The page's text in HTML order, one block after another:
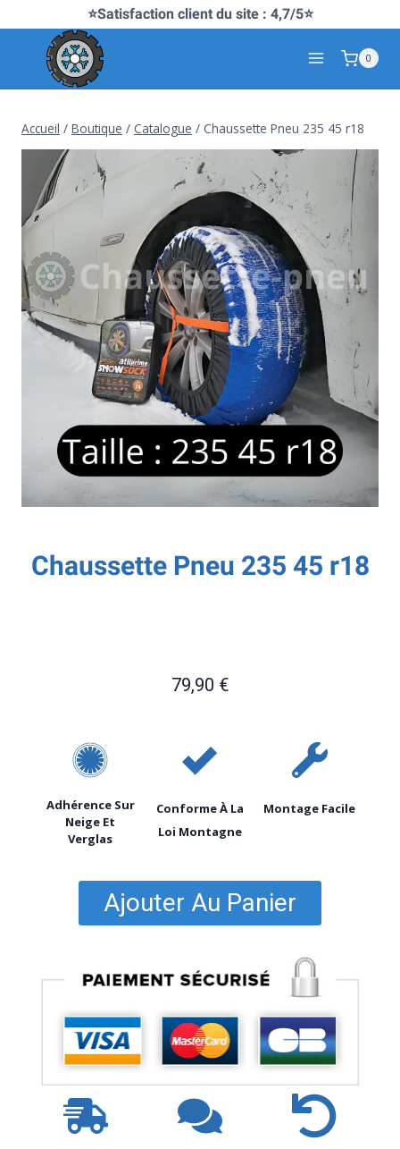
contenu
⭐Satisfaction client du site : 4,7/5⭐
0
Accueil / Boutique / Catalogue / Chaussette Pneu 235 45 r18
Chaussette Pneu 235 45 r18
79,90 €
Adhérence Sur
Neige Et
Verglas
Conforme À La
Loi Montagne
Montage Facile
Ajouter Au Panier